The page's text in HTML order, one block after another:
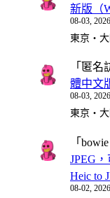
新版（
08-03, 2026
東京・
「 匿名
體中文
08-03, 2026
東京・
「
JPEG
Heic to
08-02, 2026